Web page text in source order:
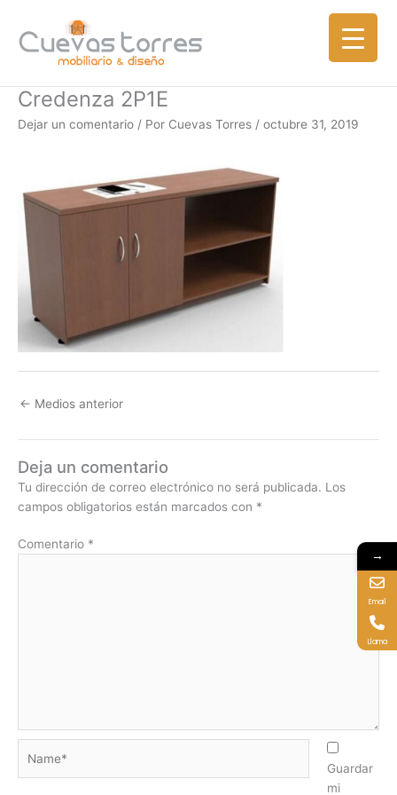
contenido
Credenza 2P1E
Dejar un comentario / Por Cuevas Torres / octubre 31, 2019
← Medios anterior
Deja un comentario
Tu dirección de correo electrónico no será publicada. Los
campos obligatorios están marcados con *
Comentario *
Guardar
mi
→
Email
Llama